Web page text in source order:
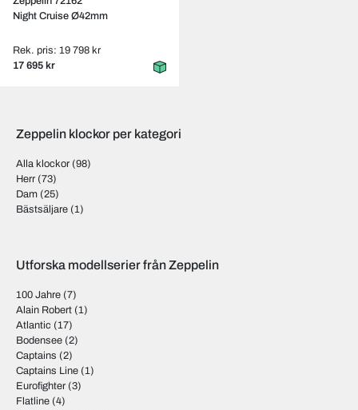
Night Cruise Ø42mm
Rek. pris: 19 798 kr
17 695 kr
Zeppelin klockor per kategori
Alla klockor (98)
Herr (73)
Dam (25)
Bästsäljare (1)
Utforska modellserier från Zeppelin
100 Jahre (7)
Alain Robert (1)
Atlantic (17)
Bodensee (2)
Captains (2)
Captains Line (1)
Eurofighter (3)
Flatline (4)